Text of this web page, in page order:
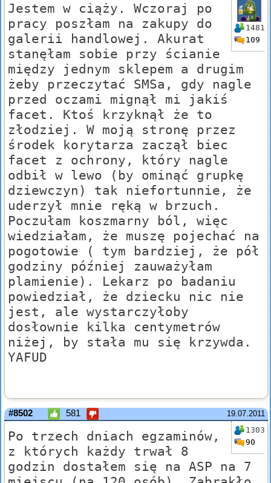
1481
109
Jestem w ciąży. Wczoraj po
pracy poszłam na zakupy do
galerii handlowej. Akurat
stanęłam sobie przy ścianie
między jednym sklepem a drugim
żeby przeczytać SMSa, gdy nagle
przed oczami mignął mi jakiś
facet. Ktoś krzyknął że to
złodziej. W moją stronę przez
środek korytarza zaczął biec
facet z ochrony, który nagle
odbił w lewo (by ominąć grupkę
dziewczyn) tak niefortunnie, że
uderzył mnie ręką w brzuch.
Poczułam koszmarny ból, więc
wiedziałam, że muszę pojechać na
pogotowie ( tym bardziej, że pół
godziny później zauważyłam
plamienie). Lekarz po badaniu
powiedział, że dziecku nic nie
jest, ale wystarczyłoby
dosłownie kilka centymetrów
niżej, by stała mu się krzywda.
YAFUD
19.07.2011
#8502 581
1303
90
Po trzech dniach egzaminów,
z których każdy trwał 8
godzin dostałem się na ASP na 7